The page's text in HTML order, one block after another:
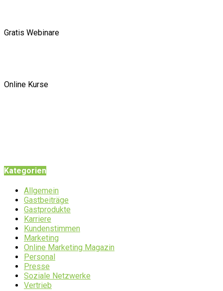
Gratis Webinare
Online Kurse
Kategorien
Allgemein
Gastbeiträge
Gastprodukte
Karriere
Kundenstimmen
Marketing
Online Marketing Magazin
Personal
Presse
Soziale Netzwerke
Vertrieb